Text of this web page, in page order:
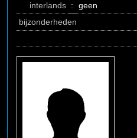
interlands :
geen
bijzonderheden